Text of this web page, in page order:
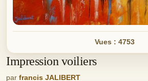
Vues : 4753
Impression voiliers
par francis JALIBERT